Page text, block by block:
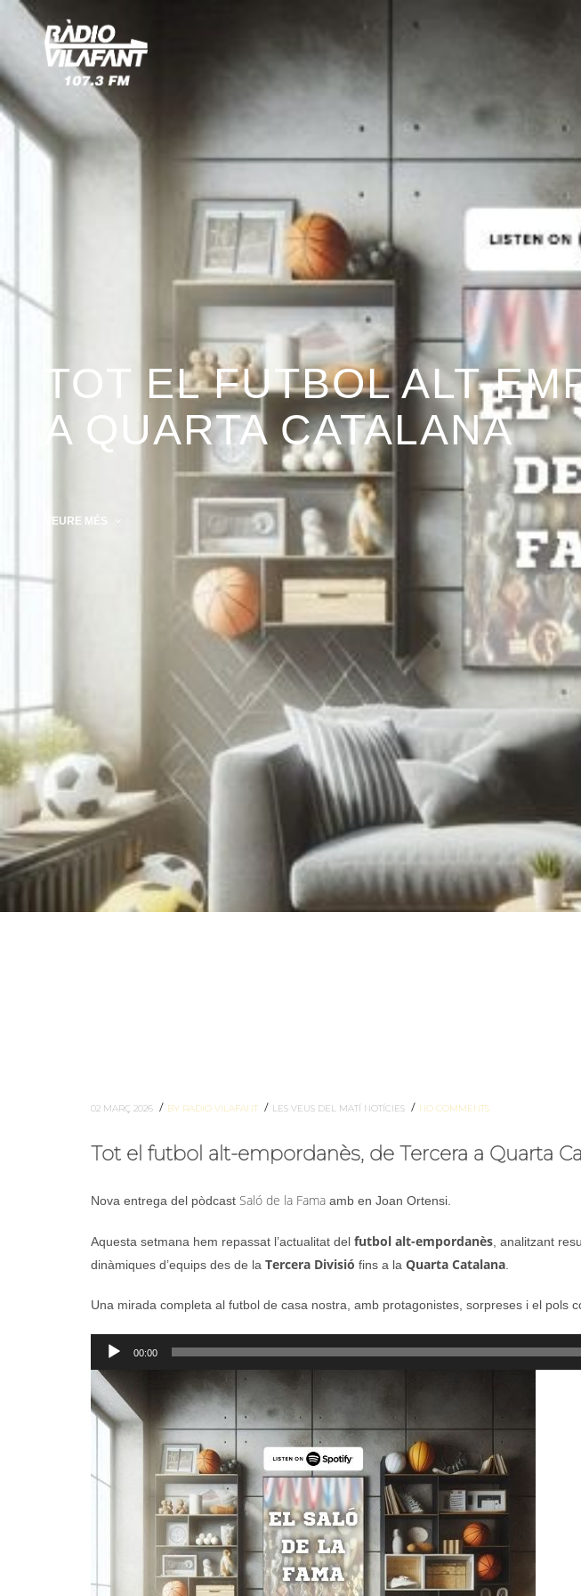
TOT EL FUTBOL ALT-
A QUARTA CATALANA
VEURE MÉS
02 MARÇ 2026 / BY RADIO VILAFANT / LES VEUS DEL MATÍ NOTÍCIES / NO COMMENTS
Tot el futbol alt-empordanès, de Tercera a Quarta
Nova entrega del pòdcast Saló de la Fama amb en Joan Ortensi.
Aquesta setmana hem repassat l’actualitat del futbol alt-empordanès , analitzant
dinàmiques d’equips des de la Tercera Divisió fins a la Quarta Catalana
Una mirada completa al futbol de casa nostra, amb protagonistes, sorpreses i el pols
Reproductor
d'àudio
00:00